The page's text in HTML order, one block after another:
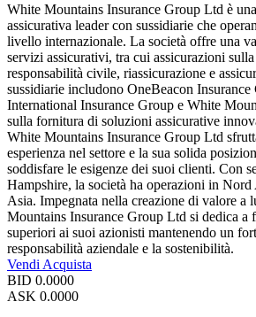
White Mountains Insurance Group Ltd è
assicurativa leader con sussidiarie che
livello internazionale. La società offre una
servizi assicurativi, tra cui assicurazioni
responsabilità civile, riassicurazione e
sussidiarie includono OneBeacon
International Insurance Group e White
sulla fornitura di soluzioni assicurative
White Mountains Insurance Group Ltd
esperienza nel settore e la sua solida
soddisfare le esigenze dei suoi clienti. Con
Hampshire, la società ha operazioni in
Asia. Impegnata nella creazione di valore a
Mountains Insurance Group Ltd si dedica a
superiori ai suoi azionisti mantenendo un
responsabilità aziendale e la sostenibilità.
Vendi Acquista
BID 0.0000
ASK 0.0000